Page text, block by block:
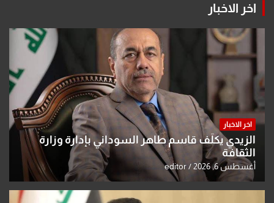
اخر الاخبار
اخر الاخبار
الزيدي يكلّف قاسم طاهر السوداني بإدارة وزارة
الثقافة
أغسطس 6, 2026 editor